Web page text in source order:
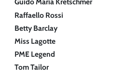
Guido Maria Kretschmer
Raffaello Rossi
Betty Barclay
Miss Lagotte
PME Legend
Tom Tailor